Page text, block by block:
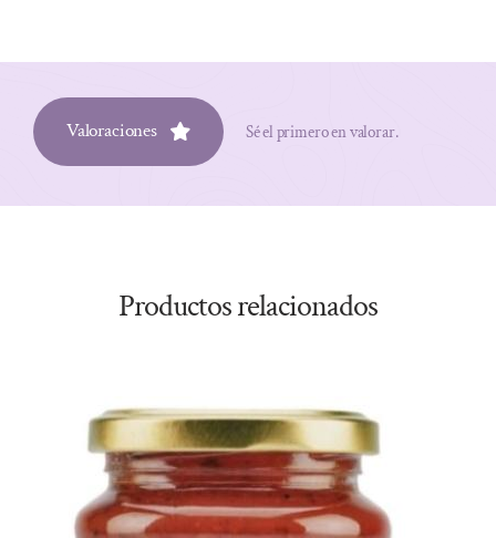
Valoraciones Sé el primero en valorar.
Productos relacionados